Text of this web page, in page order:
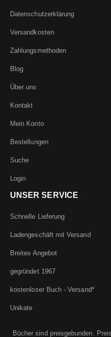
Datenschutzerklärung
Versandkosten
Zahlungsmethoden
Blog
Über uns
Kontakt
Mein Konto
Bestellungen
Suche
Login
UNSER SERVICE
Schnelle Lieferung
Ladengeschäft mit Versand
Breites Angebot
gegründet 1967
kostenloser Buch - Versand*
Unikate
Bücher sind preisgebunden.